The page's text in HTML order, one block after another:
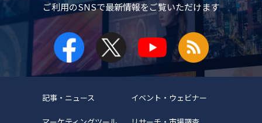
ご利用のSNSで最新情報をご覧いただけます
記事・ニュース イベント・ウェビナー